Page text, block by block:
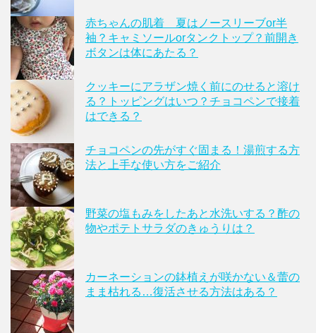
赤ちゃんの肌着 夏はノースリーブor半
袖？キャミソールorタンクトップ？前開き
ボタンは体にあたる？
クッキーにアラザン焼く前にのせると溶け
る？トッピングはいつ？チョコペンで接着
はできる？
チョコペンの先がすぐ固まる！湯煎する方
法と上手な使い方をご紹介
野菜の塩もみをしたあと水洗いする？酢の
物やポテトサラダのきゅうりは？
カーネーションの鉢植えが咲かない＆蕾の
まま枯れる…復活させる方法はある？